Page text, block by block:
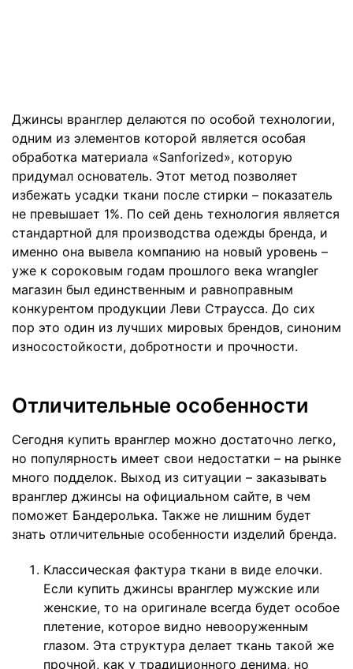
Джинсы вранглер делаются по особой технологии,
одним из элементов которой является особая
обработка материала «Sanforized», которую
придумал основатель. Этот метод позволяет
избежать усадки ткани после стирки – показатель
не превышает 1%. По сей день технология является
стандартной для производства одежды бренда, и
именно она вывела компанию на новый уровень –
уже к сороковым годам прошлого века wrangler
магазин был единственным и равноправным
конкурентом продукции Леви Страусса. До сих
пор это один из лучших мировых брендов, синоним
износостойкости, добротности и прочности.
Отличительные особенности
Сегодня купить вранглер можно достаточно легко,
но популярность имеет свои недостатки – на рынке
много подделок. Выход из ситуации – заказывать
вранглер джинсы на официальном сайте, в чем
поможет Бандеролька. Также не лишним будет
знать отличительные особенности изделий бренда.
Классическая фактура ткани в виде елочки.
Если купить джинсы вранглер мужские или
женские, то на оригинале всегда будет особое
плетение, которое видно невооруженным
глазом. Эта структура делает ткань такой же
прочной, как у традиционного денима, но